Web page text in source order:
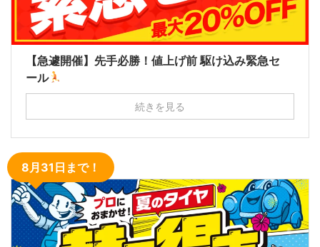
【急遽開催】先手必勝！値上げ前 駆け込み緊急セ
ール
続きを見る
8月31日まで！